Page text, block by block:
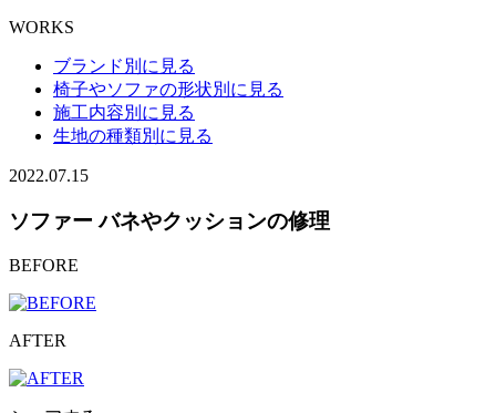
WORKS
ブランド別に見る
椅子やソファの形状別に見る
施工内容別に見る
生地の種類別に見る
2022.07.15
ソファー バネやクッションの修理
BEFORE
AFTER